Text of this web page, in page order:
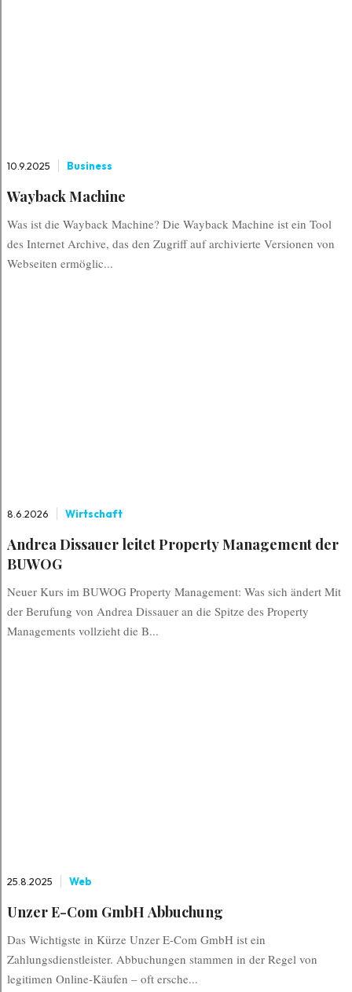
10.9.2025 Business
Wayback Machine
Was ist die Wayback Machine? Die Wayback Machine ist ein Tool
des Internet Archive, das den Zugriff auf archivierte Versionen von
Webseiten ermöglic...
8.6.2026 Wirtschaft
Andrea Dissauer leitet Property Management der
BUWOG
Neuer Kurs im BUWOG Property Management: Was sich ändert Mit
der Berufung von Andrea Dissauer an die Spitze des Property
Managements vollzieht die B...
25.8.2025 Web
Unzer E-Com GmbH Abbuchung
Das Wichtigste in Kürze Unzer E-Com GmbH ist ein
Zahlungsdienstleister. Abbuchungen stammen in der Regel von
legitimen Online-Käufen – oft ersche...